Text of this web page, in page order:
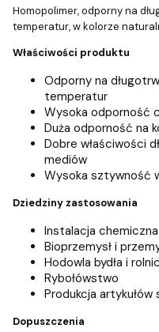
Homopolimer, odporny na
temperatur, w kolorze
Właściwości produktu
Odporny na
temperatur
Wysoka odporność
Duża odporność na
Dobre właściwości
mediów
Wysoka sztywność
Dziedziny zastosowania
Instalacja chemiczna
Bioprzemysł i
Hodowla bydła i
Rybołówstwo
Produkcja
Dopuszczenia